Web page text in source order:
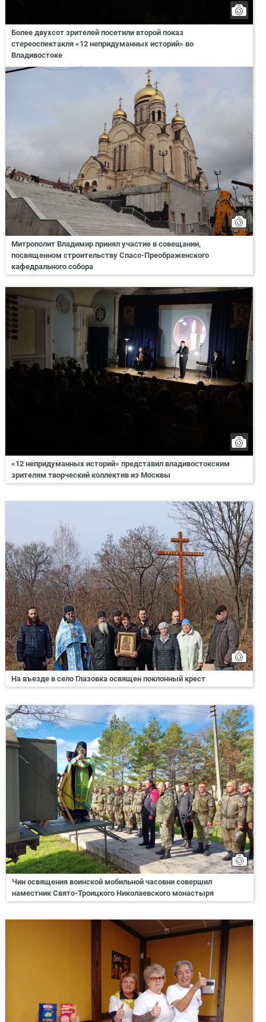
Более двухсот зрителей посетили второй показ
стереоспектакля «12 непридуманных историй» во
Владивостоке
Митрополит Владимир принял участие в совещании,
посвященном строительству Спасо-Преображенского
кафедрального собора
«12 непридуманных историй» представил владивостокским
зрителям творческий коллектив из Москвы
На въезде в село Глазовка освящен поклонный крест
Чин освящения воинской мобильной часовни совершил
наместник Свято-Троицкого Николаевского монастыря